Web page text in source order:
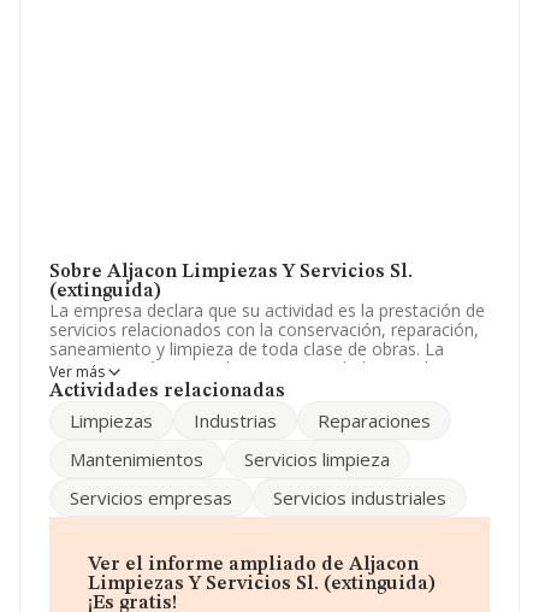
Sobre Aljacon Limpiezas Y Servicios Sl.
(extinguida)
La empresa declara que su actividad es la prestación de
servicios relacionados con la conservación, reparación,
saneamiento y limpieza de toda clase de obras. La
empresa está registrada como Sociedad Limitada. Tiene
CNAE: 8121 - 'Limpieza general de edificios'. La
disponibles en INFORMA, el número de empleados de la
Para comunicarse con sus oficinas, el número de
La sociedadAljacon Limpiezas y Servicios S.L.
(extinguida), con NIF B83812289, tiene su domicilio
Ver más
Actividades relacionadas
Limpiezas Industrias
Reparaciones
Mantenimientos
Servicios limpieza
Servicios empresas
Servicios industriales
Ver el informe ampliado de Aljacon
Limpiezas Y Servicios Sl. (extinguida)
¡Es gratis!